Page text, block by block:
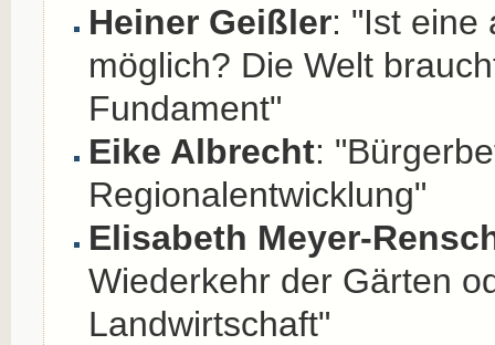
Heiner Geißler: "Ist eine
möglich? Die Welt
Fundament"
Eike Albrecht:
Regionalentwicklung"
Elisabeth Meyer-
Wiederkehr der Gärten
Landwirtschaft"